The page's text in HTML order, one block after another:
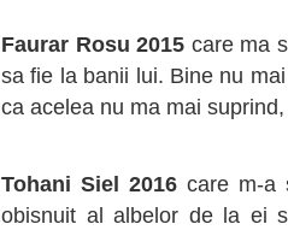
Faurar Rosu 2015 care ma
sa fie la banii lui. Bine nu
ca acelea nu ma mai
Tohani Siel 2016 care m-a
obisnuit al albelor de la ei